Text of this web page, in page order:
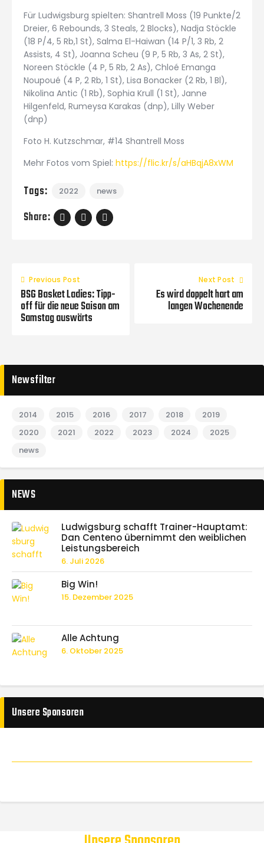
Für Ludwigsburg spielten: Shantrell Moss (19 Punkte/2
Dreier, 6 Rebounds, 3 Steals, 2 Blocks), Nadja Stöckle
(18 P/4, 5 Rb,1 St), Salma El-Haiwan (14 P/1, 3 Rb, 2
Assists, 4 St), Joanna Scheu (9 P, 5 Rb, 3 As, 2 St),
Noreen Stöckle (4 P, 5 Rb, 2 As), Chloé Emanga
Noupoué (4 P, 2 Rb, 1 St), Lisa Bonacker (2 Rb, 1 Bl),
Nikolina Antic (1 Rb), Sophia Krull (1 St), Janne
Hilgenfeld, Rumeysa Karakas (dnp), Lilly Weber
(dnp)
Foto H. Kutzschmar, #14 Shantrell Moss
Mehr Fotos vom Spiel: https://flic.kr/s/aHBqjA8xWM
Tags: 2022 news
Share:
Previous Post
BSG Basket Ladies: Tipp-
off für die neue Saison am
Samstag auswärts
Next Post
Es wird doppelt hart am
langen Wochenende
Newsfilter
2014 2015 2016 2017 2018
2019
2020
2021 2022 2023 2024
2025
news
NEWS
Ludwigsburg schafft Trainer-Hauptamt:
Dan Centeno übernimmt den weiblichen
Leistungsbereich
6. Juli 2026
Big Win!
15. Dezember 2025
Alle Achtung
6. Oktober 2025
Unsere Sponsoren